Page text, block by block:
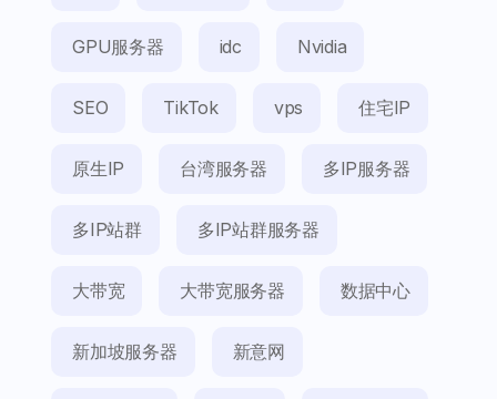
GPU服务器 idc Nvidia
SEO TikTok vps 住宅IP
原生IP 台湾服务器 多IP服务器
多IP站群 多IP站群服务器
大带宽 大带宽服务器 数据中心
新加坡服务器 新意网